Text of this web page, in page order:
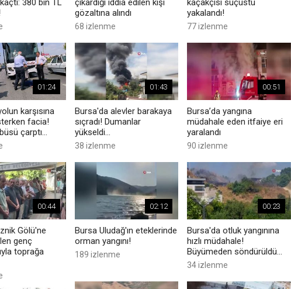
380 bin TL
çıkardığı iddia edilen kişi
gözaltına alındı
68 izlenme
kaçakçısı suçüstü
yakalandı!
77 izlenme
01:24
karşısına
facia!
çarptı...
01:43
Bursa'da alevler barakaya
sıçradı! Dumanlar
yükseldi...
38 izlenme
00:51
Bursa’da yangına
müdahale eden itfaiye eri
yaralandı
90 izlenme
00:44
Gölü'ne
genç
toprağa
02:12
Bursa Uludağ'ın eteklerinde
orman yangını!
189 izlenme
00:23
Bursa'da otluk yangınına
hızlı müdahale!
Büyümeden söndürüldü...
34 izlenme